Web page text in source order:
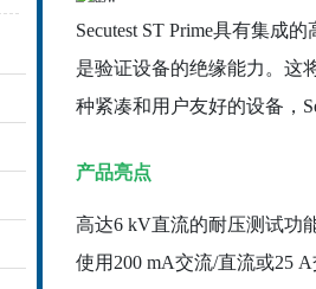
Secutest ST Prime具有集成
是验证设备的绝缘能力。这
种紧凑和用户友好的设备，
产品亮点
高达6 kV直流的耐压测试功
使用 200 mA交流/直流或25